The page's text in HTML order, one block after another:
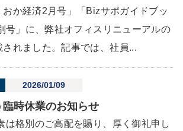
おか経済2月号」「Bizサポガイドブッ
号」に、弊社オフィスリニューアルの
れました。記事では、社員...
2026/01/09
時休業のお知らせ
は格別のご高配を賜り、厚く御礼申し